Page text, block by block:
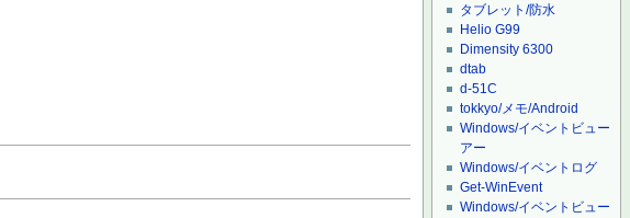
タブレット/防水
Helio G99
Dimensity 6300
dtab
d-51C
tokkyo/メモ/Android
Windows/イベントビュー
アー
Windows/イベントログ
Get-WinEvent
Windows/イベントビュー